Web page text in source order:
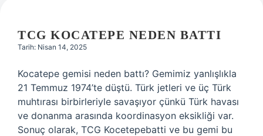
TCG KOCATEPE NEDEN BATTI
Tarih: Nisan 14, 2025
Kocatepe gemisi neden battı? Gemimiz yanlışlıkla
21 Temmuz 1974’te düştü. Türk jetleri ve üç Türk
muhtırası birbirleriyle savaşıyor çünkü Türk havası
ve donanma arasında koordinasyon eksikliği var.
Sonuç olarak, TCG Kocetepebatti ve bu gemi bu